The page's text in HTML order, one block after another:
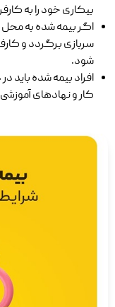
بیکاری خود را به
سربازی برگردد و
شود.
افراد بیمه‌ شده باید
کار و نهادهای